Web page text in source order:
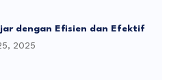
dengan Efisien dan Efektif
2025